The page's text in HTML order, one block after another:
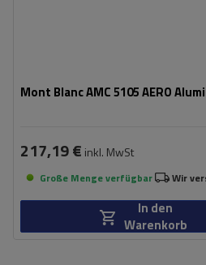
Mont Blanc AMC 5105 AERO
217,19 € inkl. MwSt
Große Menge verfügbar Wir
In den
Warenkorb